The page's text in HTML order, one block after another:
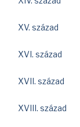
XV. század
XVI. század
XVII. század
XVIII. század